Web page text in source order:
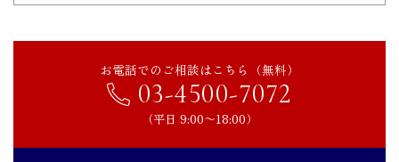
お電話でのご相談はこちら（無料）
03-4500-7072
（平日 9:00〜18:00）